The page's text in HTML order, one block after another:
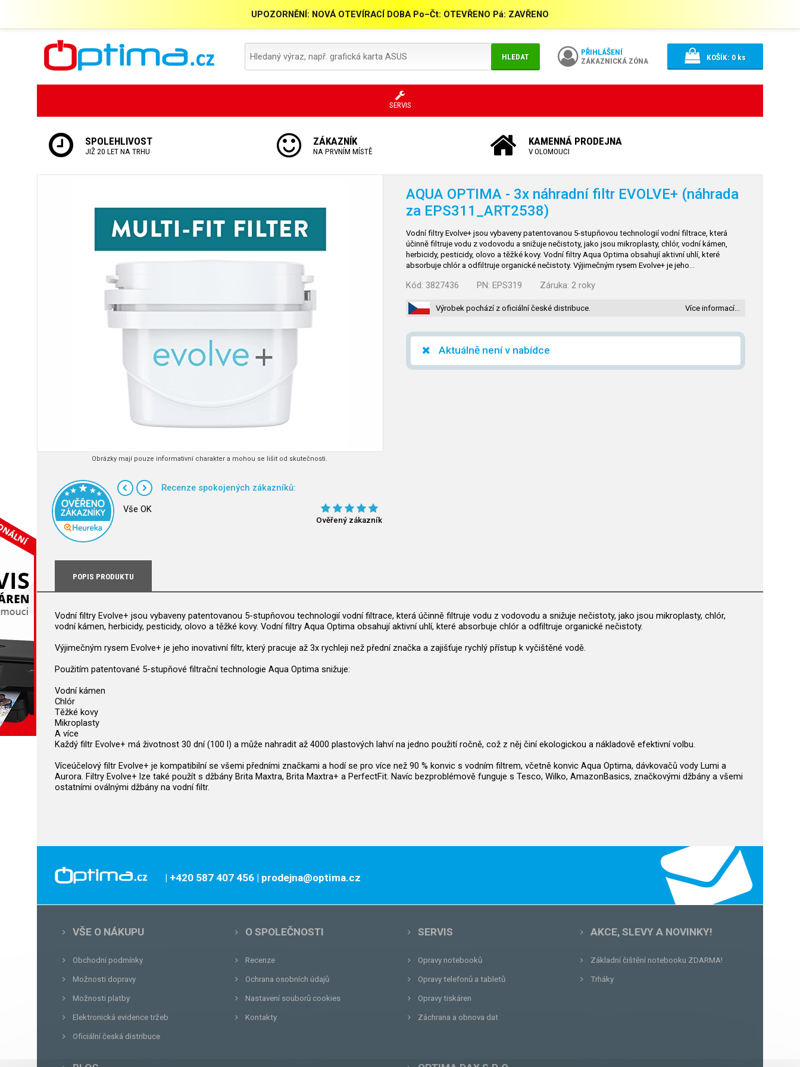
UPOZORNĚNÍ: NOVÁ OTEVÍRACÍ DOBA Po–Čt: OTEVŘENO Pá: ZAVŘENO
HLEDAT
PŘIHLÁŠENÍ
ZÁKAZNICKÁ ZÓNA
KOŠÍK: 0ks
SERVIS
SPOLEHLIVOST
JIŽ 20 LET NA TRHU
ZÁKAZNÍK
NA PRVNÍM MÍSTĚ
KAMENNÁ PRODEJNA
V OLOMOUCI
Obrázky mají pouze informativní charakter a mohou se lišit od skutečnosti.
Recenze spokojených zákazníků:
Vše OK
Ověřený zákazník
AQUA OPTIMA - 3x náhradní filtr EVOLVE+ (náhrada
za EPS311_ART2538)
Vodní filtry Evolve+ jsou vybaveny patentovanou 5-stupňovou technologií vodní filtrace, která
účinně filtruje vodu z vodovodu a snižuje nečistoty, jako jsou mikroplasty, chlór, vodní kámen,
herbicidy, pesticidy, olovo a těžké kovy. Vodní filtry Aqua Optima obsahují aktivní uhlí, které
absorbuje chlór a odfiltruje organické nečistoty. Výjimečným rysem Evolve+ je jeho…
Kód: 3827436 PN: EPS319 Záruka: 2 roky
Výrobek pochází z oficiální české distribuce. Více informací…
Aktuálně není v nabídce
POPIS PRODUKTU
Vodní filtry Evolve+ jsou vybaveny patentovanou 5-stupňovou technologií vodní filtrace, která účinně filtruje vodu z vodovodu a snižuje nečistoty, jako jsou mikroplasty, chlór,
vodní kámen, herbicidy, pesticidy, olovo a těžké kovy. Vodní filtry Aqua Optima obsahují aktivní uhlí, které absorbuje chlór a odfiltruje organické nečistoty.
Výjimečným rysem Evolve+ je jeho inovativní filtr, který pracuje až 3x rychleji než přední značka a zajišťuje rychlý přístup k vyčištěné vodě.
Použitím patentované 5-stupňové filtrační technologie Aqua Optima snižuje:
Vodní kámen
Chlór
Těžké kovy
Mikroplasty
A více
Každý filtr Evolve+ má životnost 30 dní (100 l) a může nahradit až 4000 plastových lahví na jedno použití ročně, což z něj činí ekologickou a nákladově efektivní volbu.
Víceúčelový filtr Evolve+ je kompatibilní se všemi předními značkami a hodí se pro více než 90 % konvic s vodním filtrem, včetně konvic Aqua Optima, dávkovačů vody Lumi a
Aurora. Filtry Evolve+ lze také použít s džbány Brita Maxtra, Brita Maxtra+ a PerfectFit. Navíc bezproblémově funguje s Tesco, Wilko, AmazonBasics, značkovými džbány a všemi
ostatními oválnými džbány na vodní filtr.
| +420 587 407 456 | prodejna@optima.cz
VŠE O NÁKUPU
Obchodní podmínky
Možnosti dopravy
Možnosti platby
Elektronická evidence tržeb
Oficiální česká distribuce
O SPOLEČNOSTI
Recenze
Ochrana osobních údajů
Nastavení souborů cookies
Kontakty
SERVIS
Opravy notebooků
Opravy telefonů a tabletů
Opravy tiskáren
Záchrana a obnova dat
AKCE, SLEVY A NOVINKY!
Základní čištění notebooku ZDARMA!
Trháky